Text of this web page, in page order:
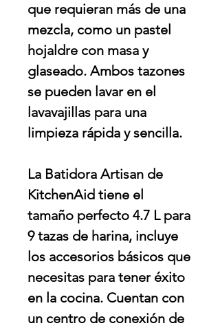
que requieran más de una
mezcla, como un pastel
hojaldre con masa y
glaseado. Ambos tazones
se pueden lavar en el
lavavajillas para una
limpieza rápida y sencilla.
La Batidora Artisan de
KitchenAid tiene el
tamaño perfecto 4.7 L para
9 tazas de harina, incluye
los accesorios básicos que
necesitas para tener éxito
en la cocina. Cuentan con
un centro de conexión de